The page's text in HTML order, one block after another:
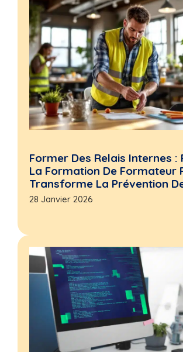
Former Des Relais Internes :
La Formation De Formateur
Transforme La Prévention
28 Janvier 2026